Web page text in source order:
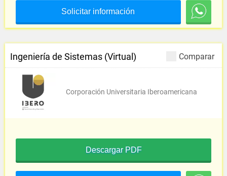
Solicitar información
Comparar
Ingeniería de Sistemas (Virtual)
Corporación Universitaria Iberoamericana
Descargar PDF